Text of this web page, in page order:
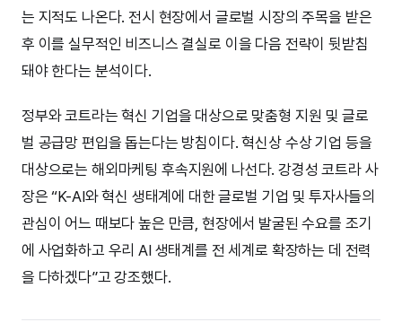
는 지적도 나온다. 전시 현장에서 글로벌 시장의 주목을 받은
후 이를 실무적인 비즈니스 결실로 이을 다음 전략이 뒷받침
돼야 한다는 분석이다.
정부와 코트라는 혁신 기업을 대상으로 맞춤형 지원 및 글로
벌 공급망 편입을 돕는다는 방침이다. 혁신상 수상 기업 등을
대상으로는 해외마케팅 후속지원에 나선다. 강경성 코트라 사
장은 “K-AI와 혁신 생태계에 대한 글로벌 기업 및 투자사들의
관심이 어느 때보다 높은 만큼, 현장에서 발굴된 수요를 조기
에 사업화하고 우리 AI 생태계를 전 세계로 확장하는 데 전력
을 다하겠다”고 강조했다.